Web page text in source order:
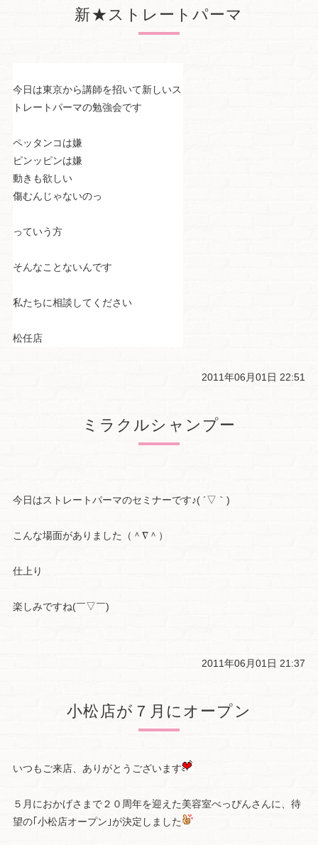
新★ストレートパーマ
今日は東京から講師を招いて新しいス
トレートパーマの勉強会です
ペッタンコは嫌
ピンッピンは嫌
動きも欲しい
傷むんじゃないのっ
っていう方
そんなことないんです
私たちに相談してください
松任店
2011年06月01日 22:51
ミラクルシャンプー
今日はストレートパーマのセミナーです♪( ´▽｀)
こんな場面がありました（＾∇＾）
仕上り
楽しみですね(￣▽￣)
2011年06月01日 21:37
小松店が７月にオープン
いつもご来店、ありがとうございます
５月におかげさまで２０周年を迎えた美容室べっぴんさんに、待
望の｢小松店オープン｣が決定しました